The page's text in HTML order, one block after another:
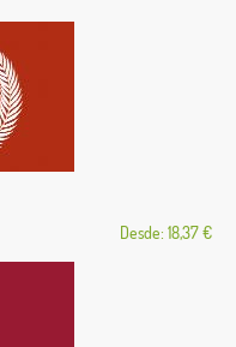
Desde: 18,37 €